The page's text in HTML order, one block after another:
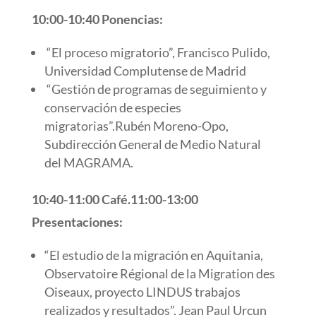
10:00-10:40 Ponencias:
“El proceso migratorio”, Francisco Pulido,
Universidad Complutense de Madrid
“Gestión de programas de seguimiento y
conservación de especies
migratorias”.Rubén Moreno-Opo,
Subdirección General de Medio Natural
del MAGRAMA.
10:40-11:00 Café.11:00-13:00
Presentaciones:
“El estudio de la migración en Aquitania,
Observatoire Régional de la Migration des
Oiseaux, proyecto LINDUS trabajos
realizados y resultados”. Jean Paul Urcun